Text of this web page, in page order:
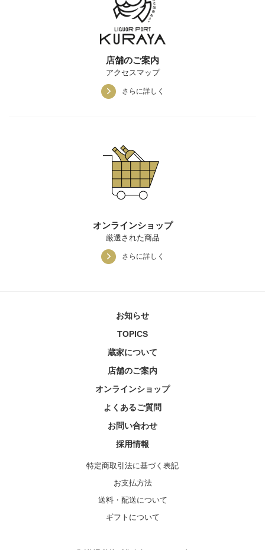
店舗のご案内
アクセスマップ
さらに詳しく
オンラインショップ
厳選された商品
さらに詳しく
お知らせ
TOPICS
蔵家について
店舗のご案内
オンラインショップ
よくあるご質問
お問い合わせ
採用情報
特定商取引法に基づく表記
お支払方法
送料・配送について
ギフトについて